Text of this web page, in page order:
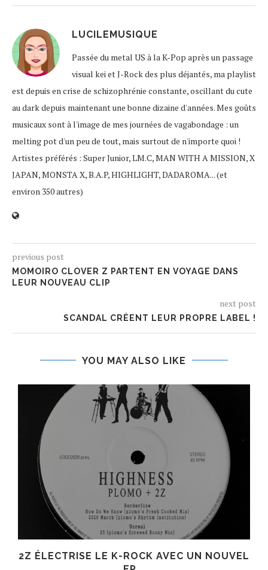
LUCILEMUSIQUE
Passée du metal US à la K-Pop après un passage
visual kei et J-Rock des plus déjantés, ma playlist
est depuis en crise de schizophrénie constante, oscillant du cute
au dark depuis maintenant une bonne dizaine d'années. Mes goûts
musicaux sont à l'image de mes journées de vagabondage : un
melting pot d'un peu de tout, mais surtout de n'importe quoi !
Artistes préférés : Super Junior, LM.C, MAN WITH A MISSION, X
JAPAN, MONSTA X, B.A.P, HIGHLIGHT, DADAROMA... (et
environ 350 autres)
previous post
MOMOIRO CLOVER Z PARTENT EN VOYAGE DANS
LEUR NOUVEAU CLIP
next post
SCANDAL CRÉENT LEUR PROPRE LABEL !
YOU MAY ALSO LIKE
2Z ÉLECTRISE LE K-ROCK AVEC UN NOUVEL